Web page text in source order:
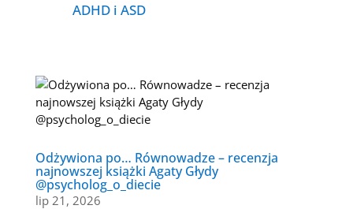
ADHD i ASD
Odżywiona po… Równowadze – recenzja
najnowszej książki Agaty Głydy
@psycholog_o_diecie
lip 21, 2026